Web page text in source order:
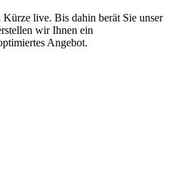
live. Bis dahin berät Sie unser
wir Ihnen ein
Angebot.